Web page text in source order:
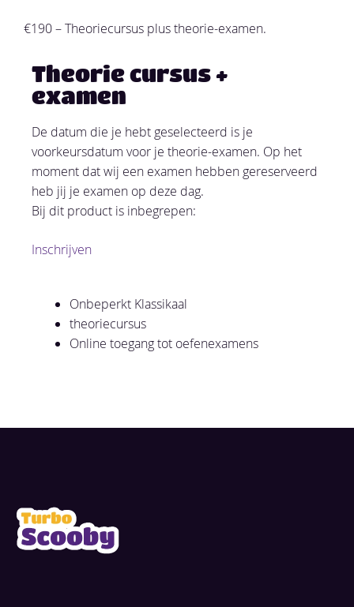
€190 – Theoriecursus plus theorie-examen.
Theorie cursus +
examen
De datum die je hebt geselecteerd is je
voorkeursdatum voor je theorie-examen. Op het
moment dat wij een examen hebben gereserveerd
heb jij je examen op deze dag.
Bij dit product is inbegrepen:
Inschrijven
Onbeperkt Klassikaal
theoriecursus
Online toegang tot oefenexamens